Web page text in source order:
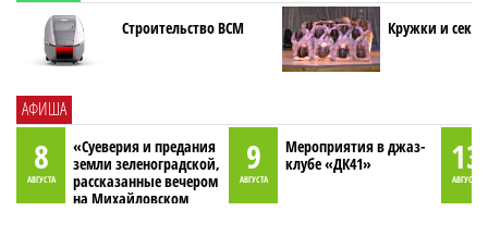
Строительство ВСМ Кружки и
АФИША
8
АВГУСТА
«Суеверия и предания
земли зеленоградской,
рассказанные вечером
на Михайловском
9
АВГУСТА
Мероприятия в джаз-
клубе «ДК41»
13
АВГУСТА